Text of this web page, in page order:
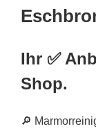
Ihr ✅
Shop.
🔎